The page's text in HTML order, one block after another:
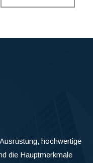
hochwertige
die Hauptmerkmale